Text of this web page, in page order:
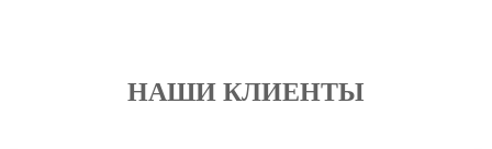
НАШИ КЛИЕНТЫ